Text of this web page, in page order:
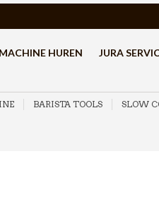
HUREN JURA
BARISTA TOOLS SLOW